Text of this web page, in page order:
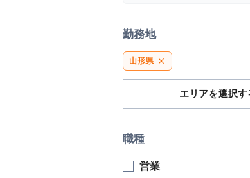
勤務地
山形県 close
エリアを選択す
職種
営業